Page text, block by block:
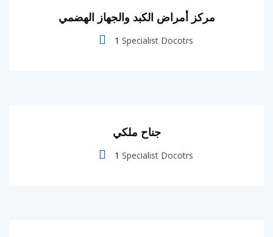
مركز أمراض الكبد والجهاز الهضمي
1 Specialist Docotrs
جناح ملكي
1 Specialist Docotrs